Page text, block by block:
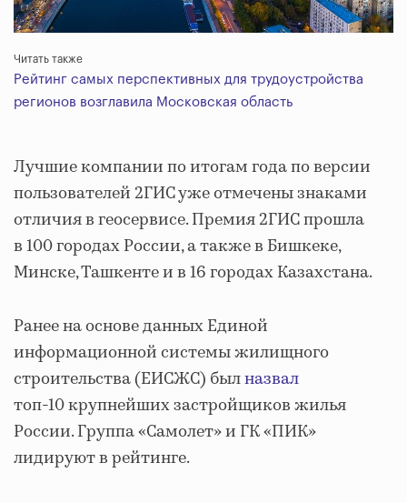
Читать также
Рейтинг самых перспективных для трудоустройства
регионов возглавила Московская область
Лучшие компании по итогам года по версии
пользователей 2ГИС уже отмечены знаками
отличия в геосервисе. Премия 2ГИС прошла
в 100 городах России, а также в Бишкеке,
Минске, Ташкенте и в 16 городах Казахстана.
Ранее на основе данных Единой
информационной системы жилищного
строительства (ЕИСЖС) былназвал
топ-10 крупнейших застройщиков жилья
России. Группа «Самолет» и ГК «ПИК»
лидируют в рейтинге.